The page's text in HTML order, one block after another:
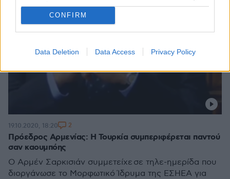
CONFIRM
Data Deletion Data Access Privacy Policy
Πρόεδρος Αρμενίας: Η Τουρκία συμπεριφέρεται παντού
σαν καουμπόης
Ο Αρμέν Σαρκισιάν συμμετείχε σε τηλε-ημερίδα που
διοργάνωσε το Μορφωτικό Ίδρυμα της ΕΣΗΕΑ για
19.10.2020, 18:20 2